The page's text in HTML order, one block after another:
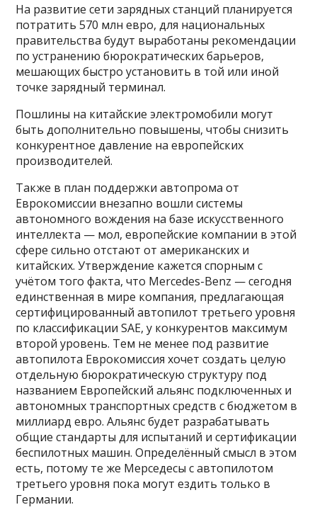
На развитие сети зарядных станций планируется
потратить 570 млн евро, для национальных
правительства будут выработаны рекомендации
по устранению бюрократических барьеров,
мешающих быстро установить в той или иной
точке зарядный терминал.
Пошлины на китайские электромобили могут
быть дополнительно повышены, чтобы снизить
конкурентное давление на европейских
производителей.
Также в план поддержки автопрома от
Еврокомиссии внезапно вошли системы
автономного вождения на базе искусственного
интеллекта — мол, европейские компании в этой
сфере сильно отстают от американских и
китайских. Утверждение кажется спорным с
учётом того факта, что Mercedes-Benz — сегодня
единственная в мире компания, предлагающая
сертифицированный автопилот третьего уровня
по классификации SAE, у конкурентов максимум
второй уровень. Тем не менее под развитие
автопилота Еврокомиссия хочет создать целую
отдельную бюрократическую структуру под
названием Европейский альянс подключенных и
автономных транспортных средств с бюджетом в
миллиард евро. Альянс будет разрабатывать
общие стандарты для испытаний и сертификации
беспилотных машин. Определённый смысл в этом
есть, потому те же Мерседесы с автопилотом
третьего уровня пока могут ездить только в
Германии.